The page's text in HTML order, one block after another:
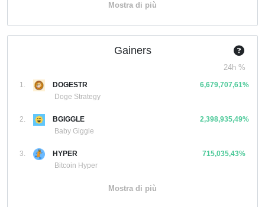
Mostra di più
Gainers
24h %
1.
DOGESTR
Doge Strategy
6,679,707,61%
2.
BGIGGLE
Baby Giggle
2,398,935,49%
3.
HYPER
Bitcoin Hyper
715,035,43%
Mostra di più